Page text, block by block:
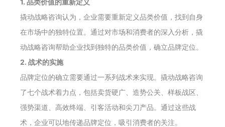
1. 品类价值的重新定义
撬动战略咨询认为，企业需要重新定义品类价值，找到自身
在市场中的独特位置。通过对市场和消费者的深入分析，撬
动战略咨询帮助企业找到独特的品类价值，确立品牌定位。
2. 战术的实施
品牌定位的确立需要通过一系列战术来实现。撬动战略咨询
了七个战术着力点，包括卖货硬广、造势公关、样板战区、
强势渠道、高效终端、引客活动和尖刀产品。通过这些战
术，企业可以地传递品牌定位，吸引消费者的关注。